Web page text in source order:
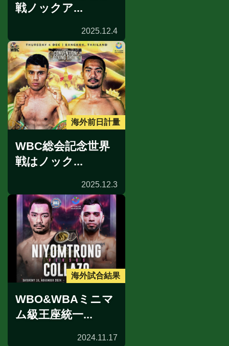
戦ノックア...
2025.12.4
海外前日計量
WBC総会記念世界
戦はノック...
2025.12.3
海外試合結果
WBO&WBAミニマ
ム級王座統一...
2024.11.17